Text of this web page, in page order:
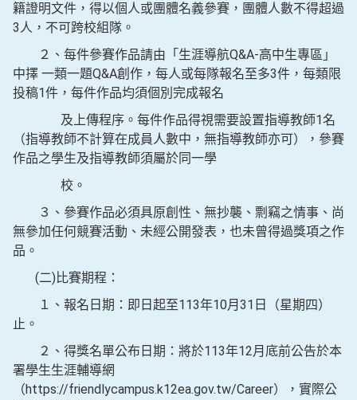
籍證明文件，得以個人或團體名義參賽，團體人數不得超過
3人，不可跨校組隊。
２、每件參賽作品請由「生涯導航Q&A-高中生專區」
中擇 一類一題Q&A創作，每人或每隊報名至多3件，每類限
投稿1件，每件作品均須個別完成報名
及上傳程序。每件作品得視需要設置指導教師1名
（指導教師不計算在成員人數中，無指導教師亦可），參賽
作品之學生及指導教師須屬於同一學
校。
３、參賽作品必須具原創性、無抄襲、剽竊之情事、尚
無參加任何競賽活動、未經公開發表，也未曾得過獎項之作
品。
(二)比賽期程：
１、報名日期：即日起至113年10月31日（星期四）
止。
２、得獎名單公布日期：將於113年12月底前公告於本
署學生生涯輔導網
（https://friendlycampus.k12ea.gov.tw/Career），實際公